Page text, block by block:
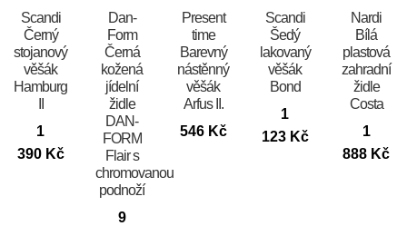
Scandi
Černý
stojanový
věšák
Hamburg
1
390 Kč
​​​​​Dan-
Form
Černá
kožená
jídelní
židle
DAN-
FORM
Flair s
chromovanou
podnoží
9
Present
time
Barevný
nástěnný
věšák
Arfus II.
546 Kč
Scandi
Šedý
lakovaný
věšák
Bond
1
123 Kč
Nardi
Bílá
plastová
zahradní
židle
Costa
1
888 Kč